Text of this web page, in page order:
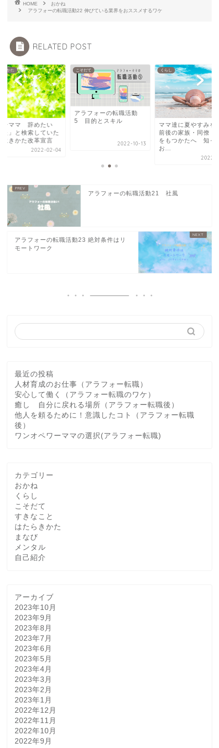
HOME
おかね
アラフォーの転職活動22 伸びている業界をおススメするワケ
RELATED POST
フォーの転職活動
的とスキル
2022-10-13
くらし
ママ達に夏やすみを！産
をもつかたへ 知って
はたらきかた
「ワーママ 辞め
疲れた」と検索して
私の生きかた改革宣
アラフォーの転職活動21 社風
アラフォーの転職活動23 絶対条件はリ
モートワーク
最近の投稿
人材育成のお仕事（アラフォー転職）
安心して働く（アラフォー転職のワケ）
癒し 自分に戻れる場所（アラフォー転職後）
他人を頼るために！意識したコト（アラフォー転職
後）
ワンオペワーママの選択(アラフォー転職)
カテゴリー
おかね
くらし
こそだて
すきなこと
はたらきかた
まなび
メンタル
自己紹介
アーカイブ
2023年10月
2023年9月
2023年8月
2023年7月
2023年6月
2023年5月
2023年4月
2023年3月
2023年2月
2023年1月
2022年12月
2022年11月
2022年10月
2022年9月